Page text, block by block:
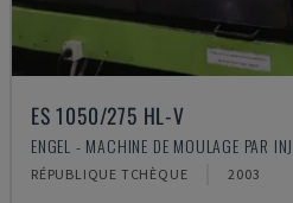
ES 1050/275 HL-V
ENGEL - MACHINE DE MOULAGE PAR
RÉPUBLIQUE TCHÈQUE 2003